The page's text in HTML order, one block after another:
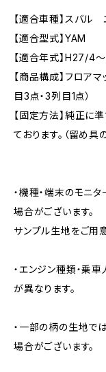
【適合車種】スバル
【適合型式】YAM
【適合年式】H27/4
【商品構成】フロア
目3点・3列目1点）
【固定方法】純正に
ております。（留め
・機種・端末のモニ
場合がございます。
サンプル生地をご用
・エンジン種類・乗
が異なります。
・一部の柄の生地で
場合がございます。